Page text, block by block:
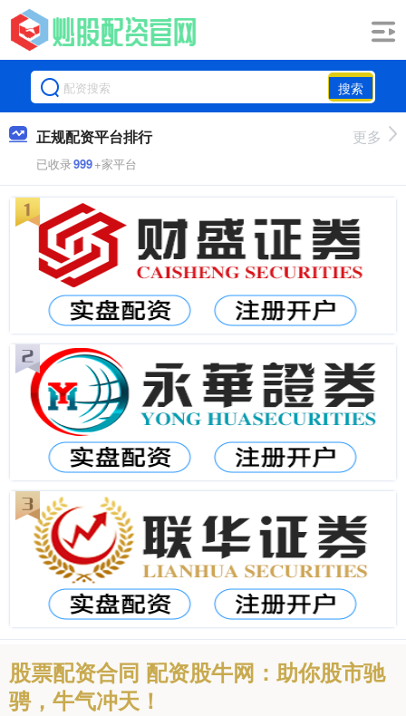
搜索
正规配资平台排行
已收录999+家平台
更多
股票配资合同 配资股牛网：助你股市驰
骋，牛气冲天！